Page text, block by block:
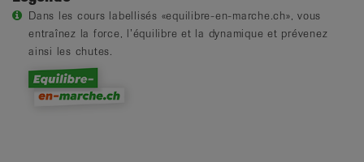
Dans les cours labellisés «equilibre-en-marche.ch», vous
entraînez la force, l’équilibre et la dynamique et prévenez
ainsi les chutes.